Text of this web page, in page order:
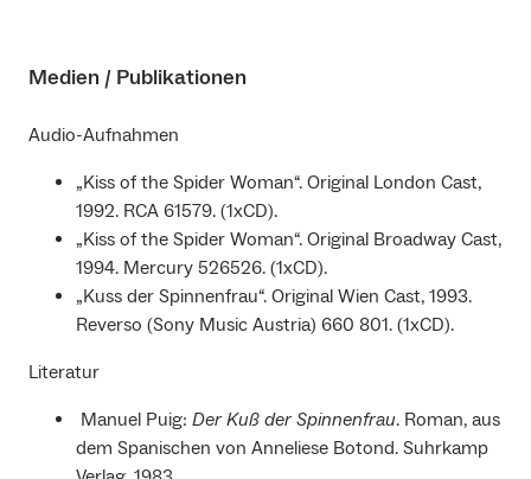
Medien / Publikationen
Audio-Aufnahmen
„Kiss of the Spider Woman“. Original London Cast,
1992. RCA 61579. (1xCD).
„Kiss of the Spider Woman“. Original Broadway Cast,
1994. Mercury 526526. (1xCD).
„Kuss der Spinnenfrau“. Original Wien Cast, 1993.
Reverso (Sony Music Austria) 660 801. (1xCD).
Literatur
Manuel Puig: Der Kuß der Spinnenfrau. Roman, aus
dem Spanischen von Anneliese Botond. Suhrkamp